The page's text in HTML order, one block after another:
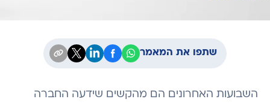
שתפו את המאמר
השבועות האחרונים הם מהקשים שידעה החברה